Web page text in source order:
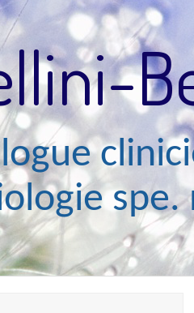
spe.